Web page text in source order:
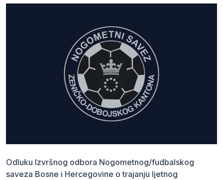
Odluku Izvršnog odbora Nogometnog/fudbalskog
saveza Bosne i Hercegovine o trajanju ljetnog